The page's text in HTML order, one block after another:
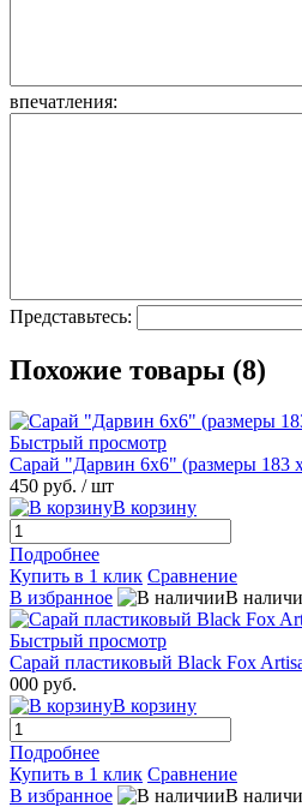
впечатления:
Представьтесь:
Похожие товары (8)
Быстрый просмотр
Сарай "Дарвин 6х6" (размеры 183
450 руб. / шт
В корзину
Подробнее
Купить в 1 клик Сравнение
В избранное
В
Быстрый просмотр
Сарай пластиковый Black Fox
000 руб.
В корзину
Подробнее
Купить в 1 клик Сравнение
В избранное
В